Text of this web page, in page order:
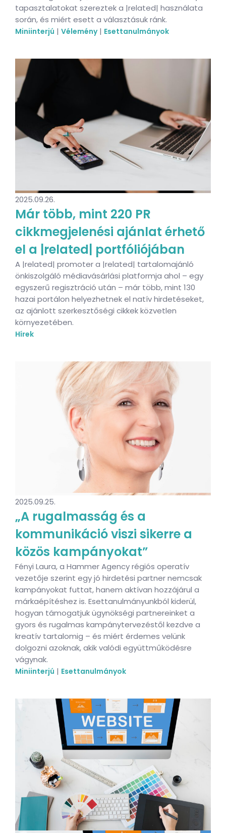
tapasztalatokat szereztek a |related| használata
során, és miért esett a választásuk ránk.
Miniinterjú | Vélemény| Esettanulmányok
2025.09.26.
Már több, mint 220 PR
cikkmegjelenési ajánlat érhető
el a |related| portfóliójában
A |related| promoter a |related| tartalomajánló
önkiszolgáló médiavásárlási platformja ahol – egy
egyszerű regisztráció után – már több, mint 130
hazai portálon helyezhetnek el natív hirdetéseket,
az ajánlott szerkesztőségi cikkek közvetlen
környezetében.
Hírek
2025.09.25.
„A rugalmasság és a
kommunikáció viszi sikerre a
közös kampányokat”
Fényi Laura, a Hammer Agency régiós operatív
vezetője szerint egy jó hirdetési partner nemcsak
kampányokat futtat, hanem aktívan hozzájárul a
márkaépítéshez is. Esettanulmányunkból kiderül,
hogyan támogatjuk ügynökségi partnereinket a
gyors és rugalmas kampánytervezéstől kezdve a
kreatív tartalomig – és miért érdemes velünk
dolgozni azoknak, akik valódi együttműködésre
vágynak.
Miniinterjú | Esettanulmányok